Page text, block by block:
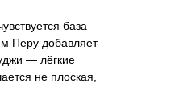
база
Перу добавляет
— лёгкие
не плоская,